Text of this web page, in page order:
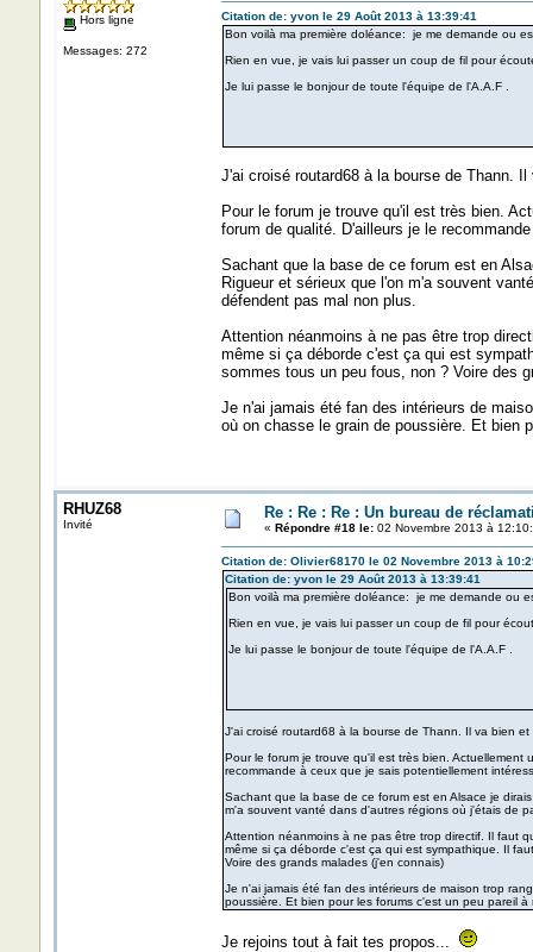
Hors ligne
Messages: 272
Citation de: yvon le 29 Août 2013 à 13:39:41
Bon voilà ma première doléance: je me demande ou
Rien en vue, je vais lui passer un coup de fil pour
Je lui passe le bonjour de toute l'équipe de l'A.A.F .
J'ai croisé routard68 à la bourse de Thann.
Pour le forum je trouve qu'il est très bien.
forum de qualité. D'ailleurs je le
Sachant que la base de ce forum est en
Rigueur et sérieux que l'on m'a souvent
défendent pas mal non plus.
Attention néanmoins à ne pas être trop
même si ça déborde c'est ça qui est
sommes tous un peu fous, non ? Voire des
Je n'ai jamais été fan des intérieurs de
où on chasse le grain de poussière. Et bien
RHUZ68
Invité
Re : Re : Re : Un bureau de
« Répondre #18 le:02 Novembre 2013 à
Citation de: Olivier68170 le 02 Novembre 2013 à
Citation de: yvon le 29 Août 2013 à 13:39:41
Bon voilà ma première doléance: je me demande ou
Rien en vue, je vais lui passer un coup de fil pour
Je lui passe le bonjour de toute l'équipe de l'A.A.F .
J'ai croisé routard68 à la bourse de Thann. Il va bien
Pour le forum je trouve qu'il est très bien.
recommande à ceux que je sais potentiellement
Sachant que la base de ce forum est en Alsace je
m'a souvent vanté dans d'autres régions où j'étais de
Attention néanmoins à ne pas être trop directif. Il faut
même si ça déborde c'est ça qui est sympathique. Il
Voire des grands malades (j'en connais)
Je n'ai jamais été fan des intérieurs de maison trop
poussière. Et bien pour les forums c'est un peu pareil
Je rejoins tout à fait tes propos...